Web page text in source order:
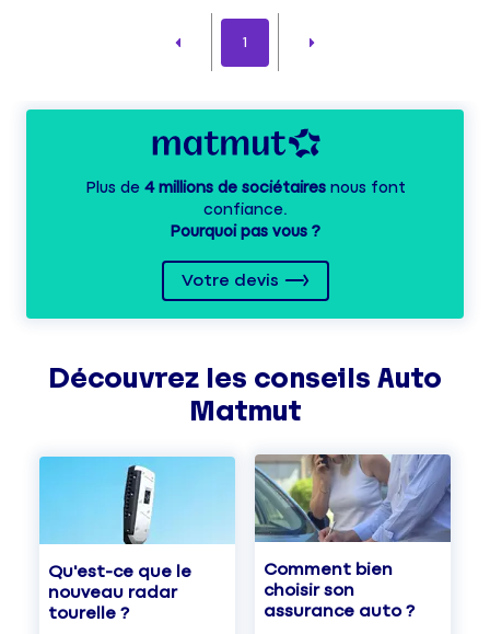
1
Plus de 4 millions de sociétairesnous font
confiance.
Pourquoi pas vous ?
Votre devis
Découvrez les conseils Auto
Matmut
Qu'est-ce que le
nouveau radar
tourelle ?
Comment bien
choisir son
assurance auto ?